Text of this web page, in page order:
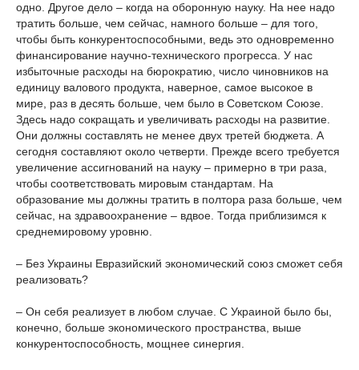
одно. Другое дело – когда на оборонную науку. На нее надо
тратить больше, чем сейчас, намного больше – для того,
чтобы быть конкурентоспособными, ведь это одновременно
финансирование научно-технического прогресса. У нас
избыточные расходы на бюрократию, число чиновников на
единицу валового продукта, наверное, самое высокое в
мире, раз в десять больше, чем было в Советском Союзе.
Здесь надо сокращать и увеличивать расходы на развитие.
Они должны составлять не менее двух третей бюджета. А
сегодня составляют около четверти. Прежде всего требуется
увеличение ассигнований на науку – примерно в три раза,
чтобы соответствовать мировым стандартам. На
образование мы должны тратить в полтора раза больше, чем
сейчас, на здравоохранение – вдвое. Тогда приблизимся к
среднемировому уровню.
– Без Украины Евразийский экономический союз сможет себя
реализовать?
– Он себя реализует в любом случае. С Украиной было бы,
конечно, больше экономического пространства, выше
конкурентоспособность, мощнее синергия.